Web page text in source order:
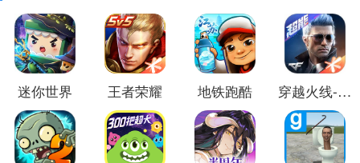
迷你世界 王者荣耀 地铁跑酷 穿越火线-枪战王者